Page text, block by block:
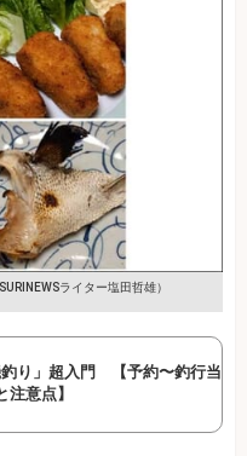
ライター塩田哲雄）
り」超入門 【予約〜釣行当
注意点】